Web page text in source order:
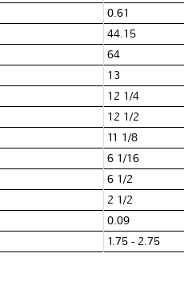
0.61
44.15
64
13
12 1/4
12 1/2
11 1/8
6 1/16
6 1/2
2 1/2
0.09
1.75 - 2.75